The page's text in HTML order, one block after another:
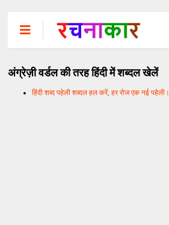
अंग्रेज़ी वर्डल की तरह हिंदी में शब्दल खेलें
हिंदी शब्द पहेली शब्दल हल करें, हर रोज एक नई पहेली।